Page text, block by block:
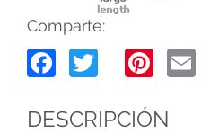
Comparte:
Facebook
Twitter
DESCRIPCIÓN